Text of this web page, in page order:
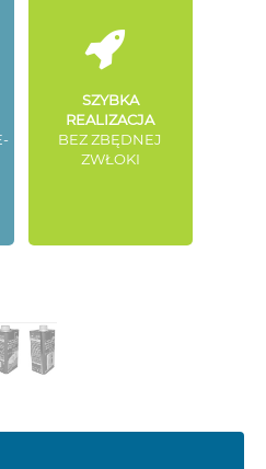
SZYBKA
REALIZACJA
BEZ ZBĘDNEJ
ZWŁOKI